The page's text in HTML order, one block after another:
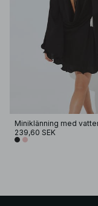
239,60 SEK